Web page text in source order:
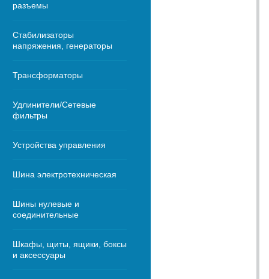
разъемы
Стабилизаторы
напряжения, генераторы
Трансформаторы
Удлинители/Сетевые
фильтры
Устройства управления
Шина электротехническая
Шины нулевые и
соединительные
Шкафы, щиты, ящики, боксы
и аксессуары